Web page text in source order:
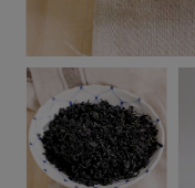
調味醬料/南北貨
休閒零嘴
保健食品
居家好物
湯品．鍋物
漬物
涼拌沙拉
飲品
議題活動
主婦聯盟X樂齡網特約優
30%rPET紅烏龍茶
非基改運動
廢核運動
減添加物
公益金
更多議題
硝酸鹽檢驗
社員權益
合作社法規